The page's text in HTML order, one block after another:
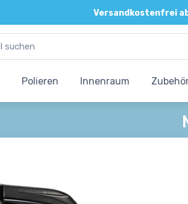
Versandkostenfrei
Polieren Innenraum